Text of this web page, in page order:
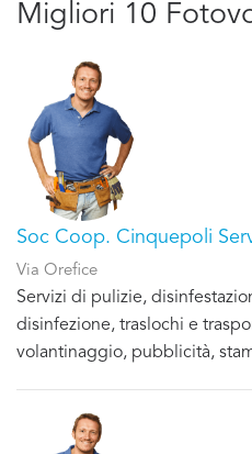
Migliori 10
Soc Coop. Cinquepoli
Via Orefice
Servizi di pulizie,
disinfezione, traslochi e
volantinaggio, pubblicità,